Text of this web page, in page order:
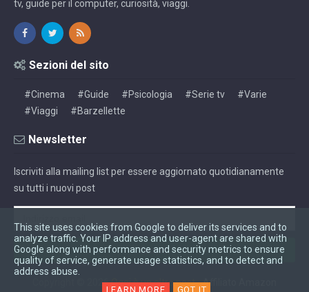
tv, guide per il computer, curiosità, viaggi.
Sezioni del sito
#Cinema #Guide #Psicologia #Serie tv
#Varie
#Viaggi
#Barzellette
Newsletter
Iscriviti alla mailing list per essere aggiornato quotidianamente
su tutti i nuovi post
2026Oggi è un altro post-Affiliato Amazon
This site uses cookies from Google to deliver its services and to
analyze traffic. Your IP address and user-agent are shared with
Google along with performance and security metrics to ensure
quality of service, generate usage statistics, and to detect and
address abuse.
LEARN MORE GOT IT